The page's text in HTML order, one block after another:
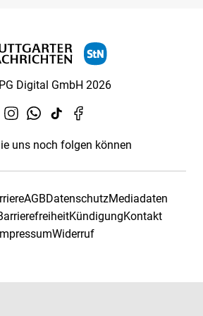
Digital GmbH 2026
uns noch folgen können
AGBDatenschutzMediadaten
KündigungKontakt
Widerruf